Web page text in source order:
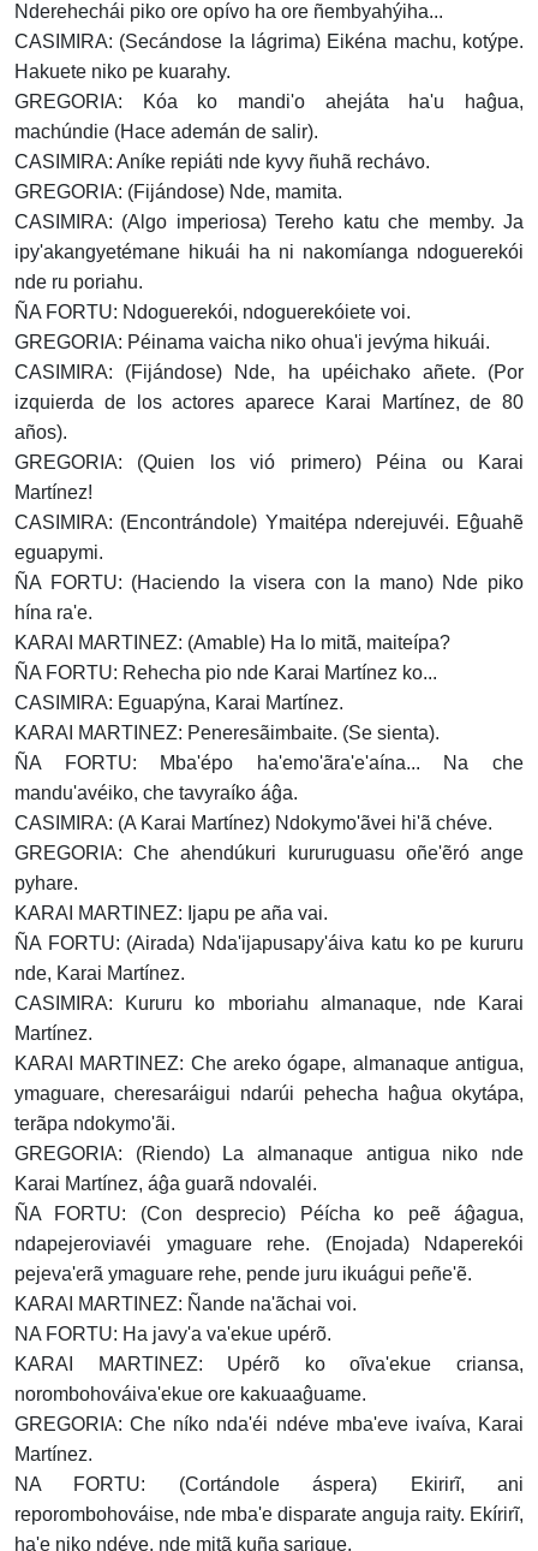
Nderehechái piko ore opívo ha ore ñembyahýiha...
CASIMIRA: (Secándose la lágrima) Eikéna machu, kotýpe.
Hakuete niko pe kuarahy.
GREGORIA: Kóa ko mandi'o ahejáta ha'u haĝua,
machúndie (Hace ademán de salir).
CASIMIRA: Aníke repiáti nde kyvy ñuhã rechávo.
GREGORIA: (Fijándose) Nde, mamita.
CASIMIRA: (Algo imperiosa) Tereho katu che memby. Ja
ipy'akangyetémane hikuái ha ni nakomíanga ndoguerekói
nde ru poriahu.
ÑA FORTU: Ndoguerekói, ndoguerekóiete voi.
GREGORIA: Péinama vaicha niko ohua'i jevýma hikuái.
CASIMIRA: (Fijándose) Nde, ha upéichako añete. (Por
izquierda de los actores aparece Karai Martínez, de 80
años).
GREGORIA: (Quien los vió primero) Péina ou Karai
Martínez!
CASIMIRA: (Encontrándole) Ymaitépa nderejuvéi. Eĝuahẽ
eguapymi.
ÑA FORTU: (Haciendo la visera con la mano) Nde piko
hína ra'e.
KARAI MARTINEZ: (Amable) Ha lo mitã, maiteípa?
ÑA FORTU: Rehecha pio nde Karai Martínez ko...
CASIMIRA: Eguapýna, Karai Martínez.
KARAI MARTINEZ: Peneresãimbaite. (Se sienta).
ÑA FORTU: Mba'épo ha'emo'ãra'e'aína... Na che
mandu'avéiko, che tavyraíko áĝa.
CASIMIRA: (A Karai Martínez) Ndokymo'ãvei hi'ã chéve.
GREGORIA: Che ahendúkuri kururuguasu oñe'ẽró ange
pyhare.
KARAI MARTINEZ: Ijapu pe aña vai.
ÑA FORTU: (Airada) Nda'ijapusapy'áiva katu ko pe kururu
nde, Karai Martínez.
CASIMIRA: Kururu ko mboriahu almanaque, nde Karai
Martínez.
KARAI MARTINEZ: Che areko ógape, almanaque antigua,
ymaguare, cheresaráigui ndarúi pehecha haĝua okytápa,
terãpa ndokymo'ãi.
GREGORIA: (Riendo) La almanaque antigua niko nde
Karai Martínez, áĝa guarã ndovaléi.
ÑA FORTU: (Con desprecio) Péícha ko peẽ áĝagua,
ndapejeroviavéi ymaguare rehe. (Enojada) Ndaperekói
pejeva'erã ymaguare rehe, pende juru ikuágui peñe'ẽ.
KARAI MARTINEZ: Ñande na'ãchai voi.
NA FORTU: Ha javy'a va'ekue upérõ.
KARAI MARTINEZ: Upérõ ko oĩva'ekue criansa,
norombohováiva'ekue ore kakuaaĝuame.
GREGORIA: Che níko nda'éi ndéve mba'eve ivaíva, Karai
Martínez.
NA FORTU: (Cortándole áspera) Ekirirĩ, ani
reporombohováise, nde mba'e disparate anguja raity. Ekírirĩ,
ha'e niko ndéve, nde mitã kuña sarigue.